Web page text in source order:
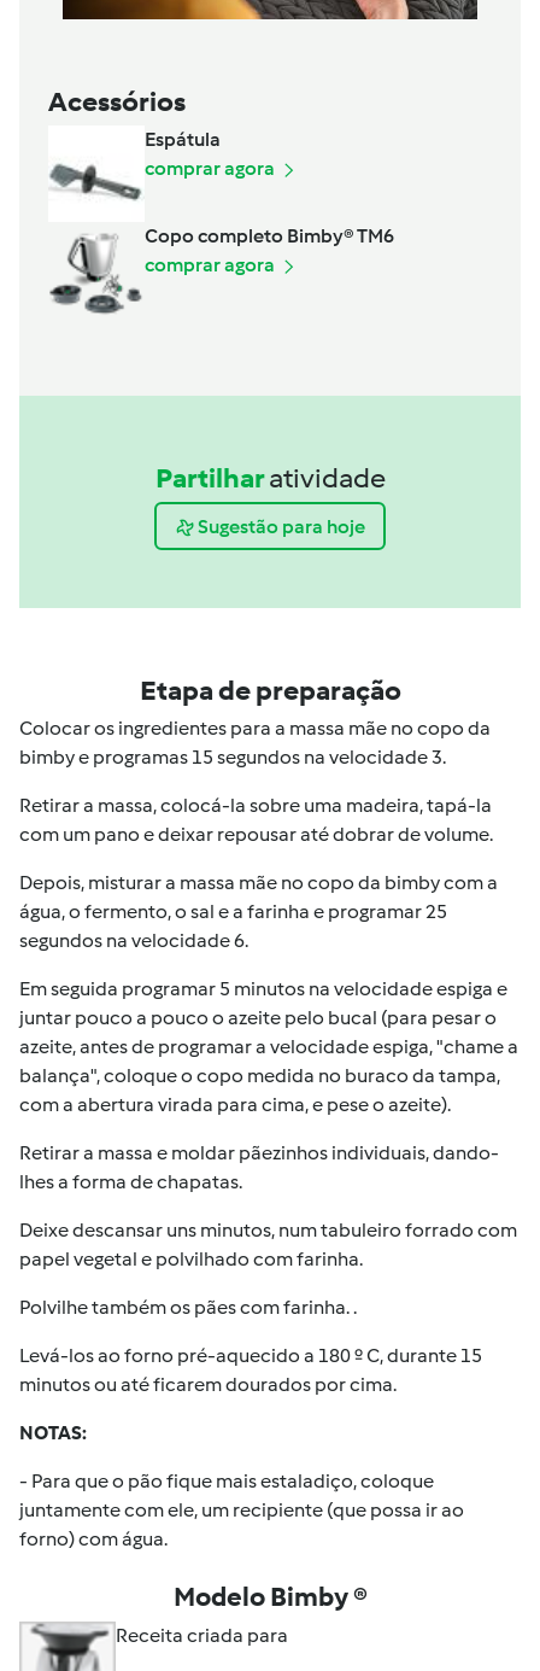
Acessórios
Espátula
comprar agora
Copo completo Bimby® TM6
comprar agora
Partilharatividade
Sugestão para hoje
Etapa de preparação
Colocar os ingredientes para a massa mãe no copo da
bimby e programas 15 segundos na velocidade 3.
Retirar a massa, colocá-la sobre uma madeira, tapá-la
com um pano e deixar repousar até dobrar de volume.
Depois, misturar a massa mãe no copo da bimby com a
água, o fermento, o sal e a farinha e programar 25
segundos na velocidade 6.
Em seguida programar 5 minutos na velocidade espiga e
juntar pouco a pouco o azeite pelo bucal (para pesar o
azeite, antes de programar a velocidade espiga, "chame a
balança", coloque o copo medida no buraco da tampa,
com a abertura virada para cima, e pese o azeite).
Retirar a massa e moldar pãezinhos individuais, dando-
lhes a forma de chapatas.
Deixe descansar uns minutos, num tabuleiro forrado com
papel vegetal e polvilhado com farinha.
Polvilhe também os pães com farinha. .
Levá-los ao forno pré-aquecido a 180 º C, durante 15
minutos ou até ficarem dourados por cima.
NOTAS:
- Para que o pão fique mais estaladiço, coloque
juntamente com ele, um recipiente (que possa ir ao
forno) com água.
Modelo Bimby ®
Receita criada para